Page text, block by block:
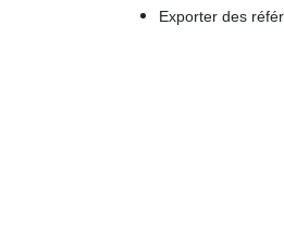
Exporter des